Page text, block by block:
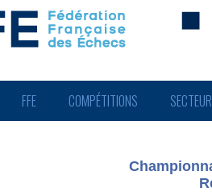
FFE COMPÉTITIONS